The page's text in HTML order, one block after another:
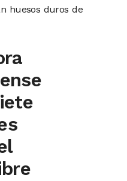
huesos duros de